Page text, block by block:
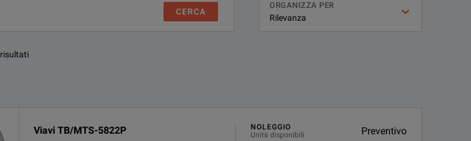
CERCA
ORGANIZZA PER
risultati
Viavi TB/MTS-5822P
NOLEGGIO
Unità disponibili
Preventivo